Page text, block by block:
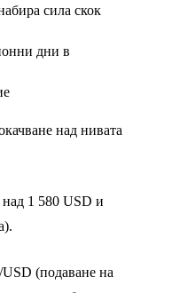
сила скок
дни в
над нивата
над 1 580 USD и
(подаване на